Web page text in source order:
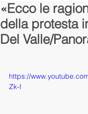
«Ecco le
della protesta
Del Valle/
https://
Zk-I